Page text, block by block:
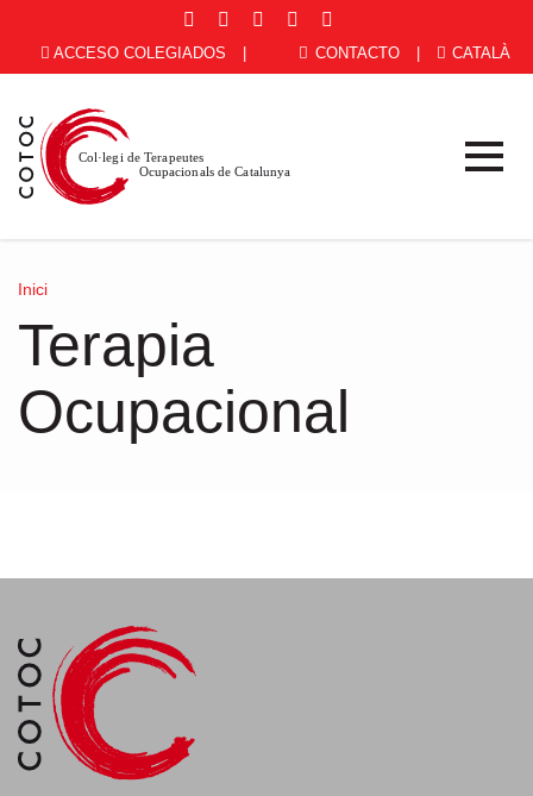
ACCESO COLEGIADOS CONTACTO CATALÀ
Inici
Terapia
Ocupacional